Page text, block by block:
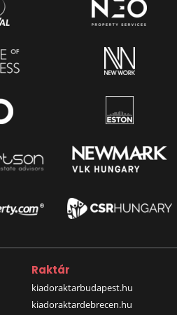
Raktár
kiadoraktarbudapest.hu
kiadoraktardebrecen.hu